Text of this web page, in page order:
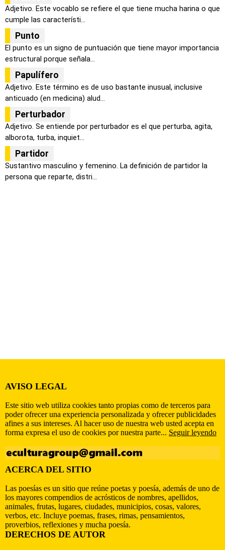
Adjetivo. Este vocablo se refiere el que tiene mucha harina o que
cumple las característi...
Punto
El punto es un signo de puntuación que tiene mayor importancia
estructural porque señala...
Papulífero
Adjetivo. Este término es de uso bastante inusual, inclusive
anticuado (en medicina) alud...
Perturbador
Adjetivo. Se entiende por perturbador es el que perturba, agita,
alborota, turba, inquiet...
Partidor
Sustantivo masculino y femenino. La definición de partidor la
persona que reparte, distri...
AVISO LEGAL
Este sitio web utiliza cookies tanto propias como de terceros para
poder ofrecer una experiencia personalizada y ofrecer publicidades
afines a sus intereses. Al hacer uso de nuestra web usted acepta en
forma expresa el uso de cookies por nuestra parte... Seguir leyendo
ACERCA DEL SITIO
Las poesías es un sitio que reúne poetas y poesía, además de uno de
los mayores compendios de acrósticos de nombres, apellidos,
animales, frutas, lugares, ciudades, municipios, cosas, valores,
verbos, etc. Incluye poemas, frases, rimas, pensamientos,
proverbios, reflexiones y mucha poesía.
DERECHOS DE AUTOR